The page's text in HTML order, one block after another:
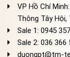
VP Hồ Chí
Thông Tây Hội,
Sale 1: 0945
Sale 2: 036 366
duongpt@tm-